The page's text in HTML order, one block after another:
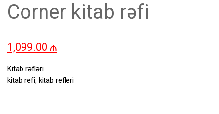
Corner kitab rəfi
1,099.00 ₼
Kitab rəfləri
kitab refi, kitab refleri